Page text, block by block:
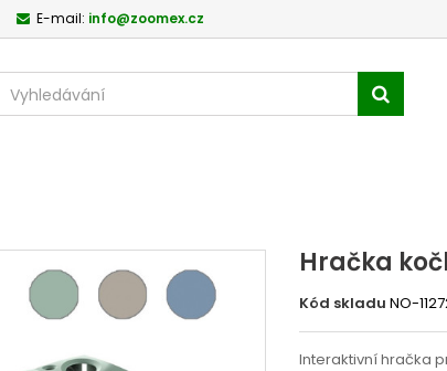
E-mail: info@zoomex.cz
Hračka
Kód skladu NO-
Interaktivní hračka